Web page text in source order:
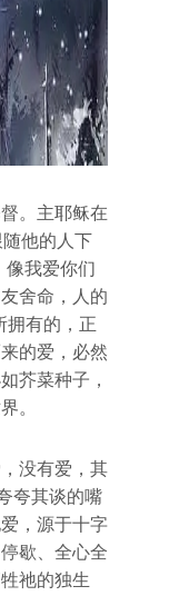
。主耶稣在
他的人下
像我爱你们
舍命，人的
拥有的，正
的爱，必然
芥菜种子，
。
没有爱，其
夸其谈的嘴
，源于十字
歇、全心全
祂的独生